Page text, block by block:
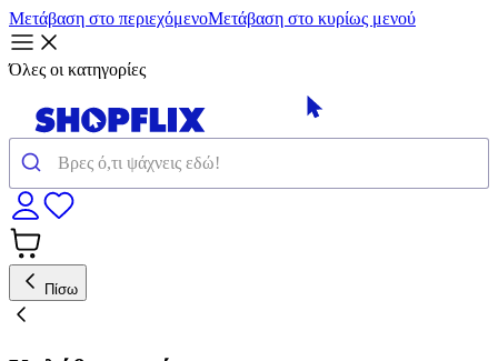
Μετάβαση στο περιεχόμενοΜετάβαση στο κυρίως μενού
Όλες οι κατηγορίες
Πίσω